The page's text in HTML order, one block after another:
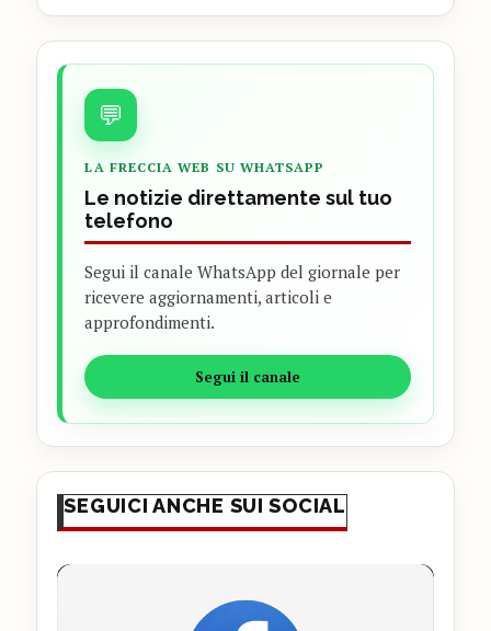
💬
LA FRECCIA WEB SU WHATSAPP
Le notizie direttamente sul tuo
telefono
Segui il canale WhatsApp del giornale per
ricevere aggiornamenti, articoli e
approfondimenti.
Segui il canale
SEGUICI ANCHE SUI SOCIAL